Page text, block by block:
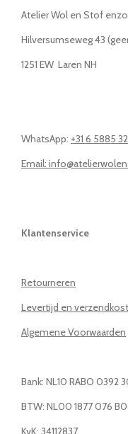
Atelier Wol en Stof
Hilversumseweg 43
1251 EW Laren NH
WhatsApp: +31 6 5885
Email:
Klantenservice
Retourneren
Levertijd en
Algemene Voorwaarden
Bank: NL10 RABO 0392
BTW: NL00 1877 076
KvK: 34112837